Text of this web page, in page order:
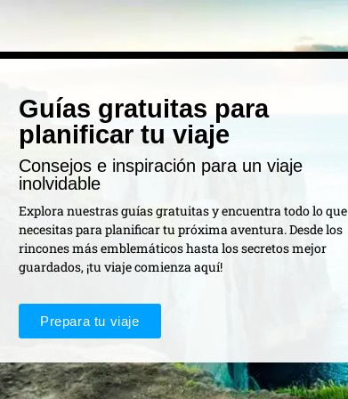
Guías gratuitas para
planificar tu viaje
Consejos e inspiración para un viaje
inolvidable
Explora nuestras guías gratuitas y encuentra todo lo que
necesitas para planificar tu próxima aventura. Desde los
rincones más emblemáticos hasta los secretos mejor
guardados, ¡tu viaje comienza aquí!
Prepara tu viaje